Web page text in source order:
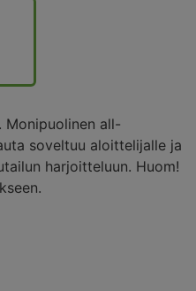
Monipuolinen all-
soveltuu aloittelijalle ja
harjoitteluun. Huom!